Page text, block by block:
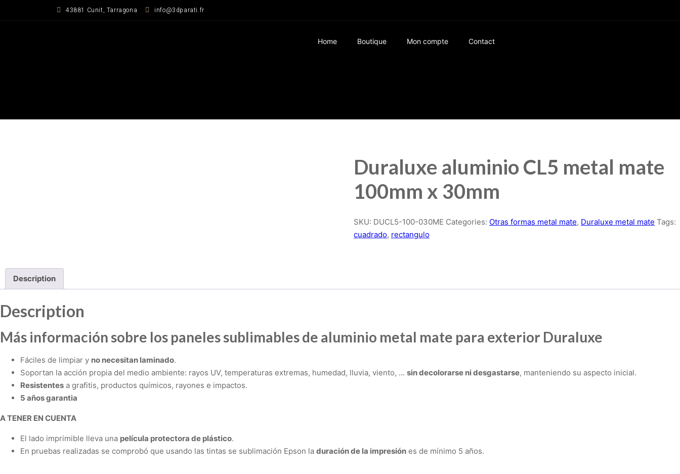
43881 Cunit, Tarragona info@3dparati.fr
Home Boutique Mon compte Contact
Duraluxe aluminio CL5 metal mate
100mm x 30mm
SKU: DUCL5-100-030ME Categories: Otras formas metal mate, Duraluxe metal mate Tags:
cuadrado, rectangulo
Description
Description
Más información sobre los paneles sublimables de aluminio metal mate para exterior Duraluxe
Fáciles de limpiar y no necesitan laminado.
Soportan la acción propia del medio ambiente: rayos UV, temperaturas extremas, humedad, lluvia, viento, … sin decolorarse ni desgastarse, manteniendo su aspecto inicial.
Resistentes a grafitis, productos químicos, rayones e impactos.
5 años garantia
A TENER EN CUENTA
El lado imprimible lleva una película protectora de plástico.
En pruebas realizadas se comprobó que usando las tintas se sublimación Epson la duración de la impresión es de mínimo 5 años.